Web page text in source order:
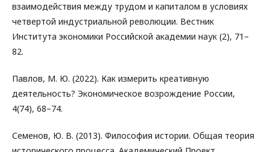
взаимодействия между трудом и капиталом в условиях
четвертой индустриальной революции. Вестник
Института экономики Российской академии наук (2), 71–
82.
Павлов, М. Ю. (2022). Как измерить креативную
деятельность? Экономическое возрождение России,
4(74), 68–74.
Семенов, Ю. В. (2013). Философия истории. Общая теория